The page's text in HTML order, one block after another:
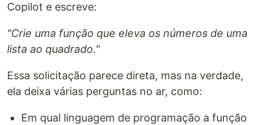
Copilot e escreve:
"Crie uma função que eleva os números de uma
lista ao quadrado."
Essa solicitação parece direta, mas na verdade,
ela deixa várias perguntas no ar, como:
Em qual linguagem de programação a função